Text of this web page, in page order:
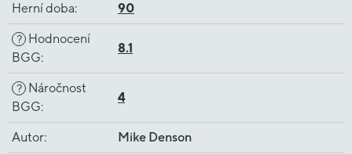
Herní doba: 90
?
Hodnocení
BGG:
8.1
?
Náročnost
BGG:
4
Autor: Mike Denson